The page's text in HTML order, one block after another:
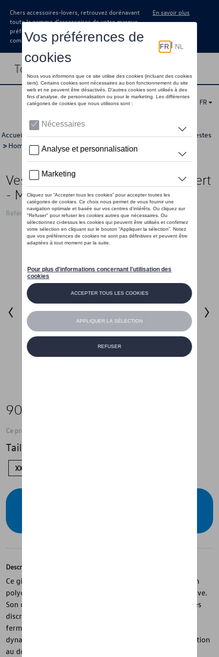
Chers accessoires-lovers, retrouvez dorénavant
toute la gamme d’accessoires de votre marque
préférée sous forme de catalogue à
commander auprès de votre concessionaire.
En savoir plus
Toggle navigation
FR
Accueil >Pour vous >California Collection >Vêtements >Vestes
> Hommes > Détail
Veste matelassé VW California, vert
- M
Référence: 7TG084032B 212
90,00 €
Ce produit n'est actuellement pas de stock
Taille
XXL
Description
Ce gilet matelassé de la collection California est conçu en
polyester et offre un confort léger avec une allure sportive.
Son design vert est structuré par des coutures diagonales
discrètes et un col montant. Les détails contrastés sur la
fermeture, les poches et les finitions apportent du
dynamisme, tandis que le logo sur la poitrine et l’inscription
au dos assurent une identité forte. La tirette en silicone